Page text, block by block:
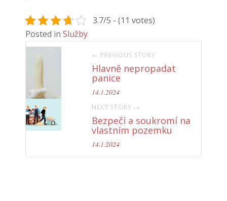
3.7/5 - (11 votes)
Posted in Služby
← PREVIOUS STORY
Hlavně nepropadat
panice
14.1.2024
NEXT STORY →
Bezpečí a soukromí na
vlastním pozemku
14.1.2024